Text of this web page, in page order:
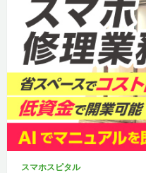
スマホスピタル